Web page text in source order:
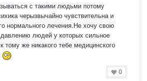
с такими людьми потому
черызвычайно чувствительна и
нормального лечения.Не хочу свою
давлению людей у которых сильное
тому же никакого тебе медицинского
0